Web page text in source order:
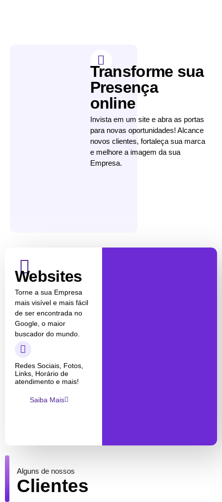
Transforme sua
Presença
online
Invista em um site e abra as portas
para novas oportunidades! Alcance
novos clientes, fortaleça sua marca
e melhore a imagem da sua
Empresa.
Websites
Torne a sua Empresa
mais visível e mais fácil
de ser encontrada no
Google, o maior
buscador do mundo.
Redes Sociais, Fotos,
Links, Horário de
atendimento e mais!
Saiba Mais
Alguns de nossos
Clientes